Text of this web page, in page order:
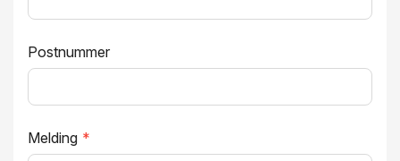
Postnummer
Melding *